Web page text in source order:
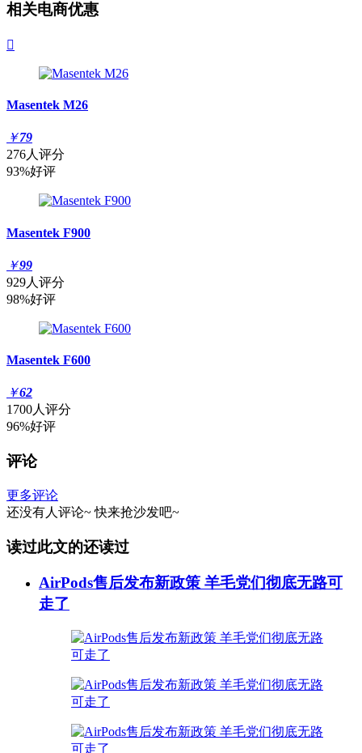
相关电商优惠

Masentek M26
￥79
276人评分
93%好评
Masentek F900
￥99
929人评分
98%好评
Masentek F600
￥62
1700人评分
96%好评
评论
更多评论
还没有人评论~ 快来抢沙发吧~
读过此文的还读过
AirPods售后发布新政策 羊毛党们彻底无路可
走了